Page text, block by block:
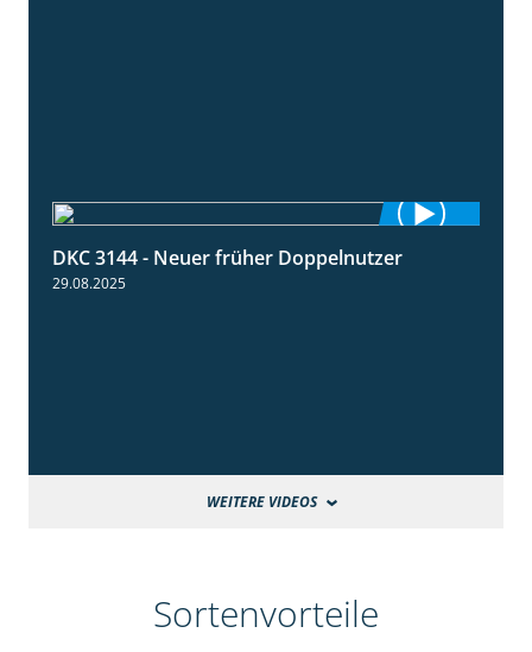
DKC 3144 - Neuer früher Doppelnutzer
29.08.2025
WEITERE VIDEOS
Sortenvorteile